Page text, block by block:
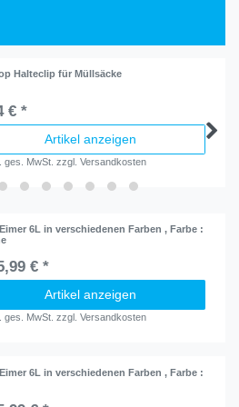
Halteclip für Müllsäcke
€ *
Artikel anzeigen
ges. MwSt. zzgl.Versandkosten
6L in verschiedenen Farben, Farbe :
€ *
Artikel anzeigen
ges. MwSt. zzgl.Versandkosten
6L in verschiedenen Farben, Farbe :